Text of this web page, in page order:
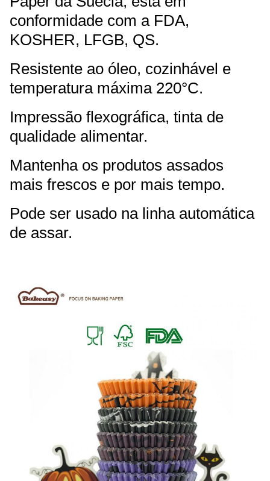
conformidade com a FDA,
KOSHER, LFGB, QS.
Resistente ao óleo, cozinhável e
temperatura máxima 220°C.
Impressão flexográfica, tinta de
qualidade alimentar.
Mantenha os produtos assados
mais frescos e por mais tempo.
Pode ser usado na linha automática
de assar.